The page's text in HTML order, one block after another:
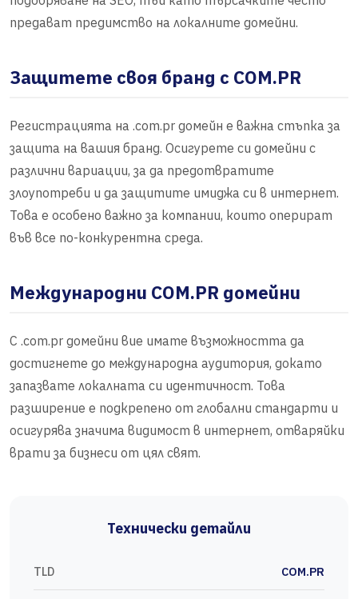
предават предимство на локалните домейни.
Защитете своя бранд с COM.PR
Регистрацията на .com.pr домейн е важна стъпка за
защита на вашия бранд. Осигурете си домейни с
различни вариации, за да предотвратите
злоупотреби и да защитите имиджа си в интернет.
Това е особено важно за компании, които оперират
във все по-конкурентна среда.
Международни COM.PR домейни
С .com.pr домейни вие имате възможността да
достигнете до международна аудитория, докато
запазвате локалната си идентичност. Това
разширение е подкрепено от глобални стандарти и
осигурява значима видимост в интернет, отваряйки
врати за бизнеси от цял свят.
Технически детайли
TLD COM.PR